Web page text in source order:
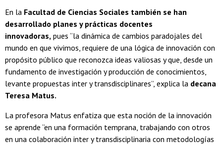
En la Facultad de Ciencias Sociales también se han
desarrollado planes y prácticas docentes
innovadoras, pues “la dinámica de cambios paradojales del
mundo en que vivimos, requiere de una lógica de innovación con
propósito público que reconozca ideas valiosas y que, desde un
fundamento de investigación y producción de conocimientos,
levante propuestas inter y transdisciplinares”, explica la decana
Teresa Matus.
La profesora Matus enfatiza que esta noción de la innovación
se aprende “en una formación temprana, trabajando con otros
en una colaboración inter y transdisciplinaria con metodologías